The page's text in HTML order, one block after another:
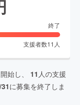
終了
支援者数11 人
始し、 11 人の支援
に募集を終了しま